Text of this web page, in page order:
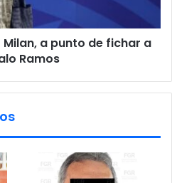
Milan, a punto de fichar a
Ramos